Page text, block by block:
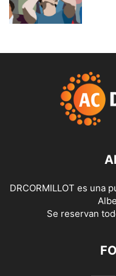
DRCORMILLOT es una
Se reservan